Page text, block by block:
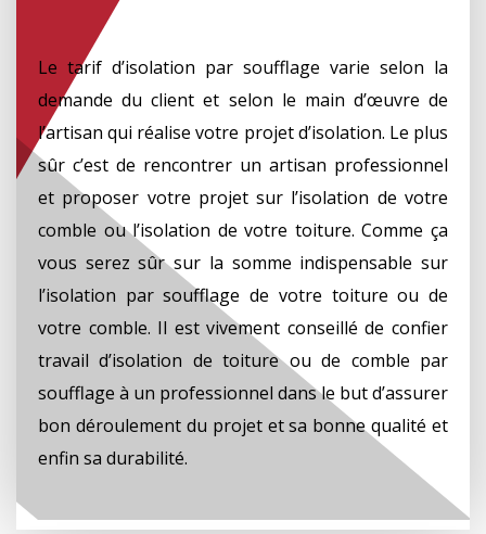
Le tarif d’isolation par soufflage varie selon la
demande du client et selon le main d’œuvre de
l’artisan qui réalise votre projet d’isolation. Le plus
sûr c’est de rencontrer un artisan professionnel
et proposer votre projet sur l’isolation de votre
comble ou l’isolation de votre toiture. Comme ça
vous serez sûr sur la somme indispensable sur
l’isolation par soufflage de votre toiture ou de
votre comble. Il est vivement conseillé de confier
travail d’isolation de toiture ou de comble par
soufflage à un professionnel dans le but d’assurer
bon déroulement du projet et sa bonne qualité et
enfin sa durabilité.